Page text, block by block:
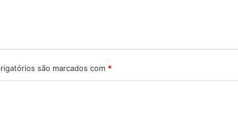
são marcados com *